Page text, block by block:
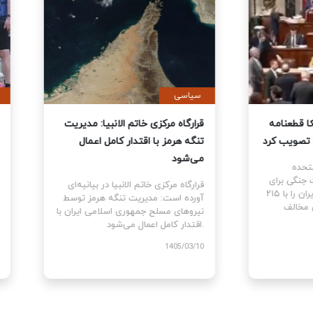
نمایندگان آمریکا قطعنامه
جنگ علیه ایران را تصویب کرد
ایالات متحده
قطعنامه اختیارات جنگی برای
توقف و پایان جنگ علیه ایران را با ۲۱۵
سیاسی
قرارگاه مرکزی خاتم الانبیا:
تنگه هرمز با اقتدار کامل اعمال
قرارگاه مرکزی خاتم الانبیا در
آورده است: مدیریت تنگه هرمز
نیروهای مسلح جمهوری اسلامی
اقتدار کامل اعمال می‌شود.